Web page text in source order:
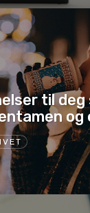
til deg
og